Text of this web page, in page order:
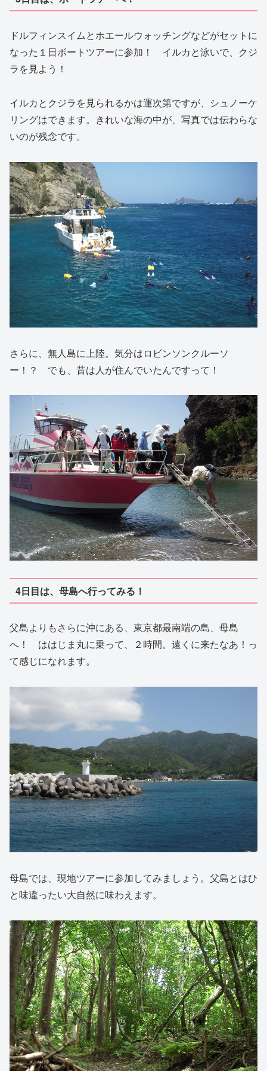
ドルフィンスイムとホエールウォッチングなどがセットに
なった１日ボートツアーに参加！ イルカと泳いで、クジ
ラを見よう！
イルカとクジラを見られるかは運次第ですが、シュノーケ
リングはできます。きれいな海の中が、写真では伝わらな
いのが残念です。
さらに、無人島に上陸。気分はロビンソンクルーソ
ー！？ でも、昔は人が住んでいたんですって！
4日目は、母島へ行ってみる！
父島よりもさらに沖にある、東京都最南端の島、母島
へ！ ははじま丸に乗って、２時間。遠くに来たなあ！っ
て感じになれます。
母島では、現地ツアーに参加してみましょう。父島とはひ
と味違ったい大自然に味わえます。